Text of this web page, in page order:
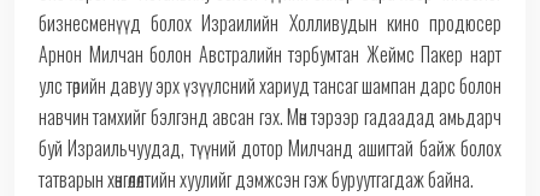
бизнесменүүд болох Израилийн Холливудын кино продюсер
Арнон Милчан болон Австралийн тэрбумтан Жеймс Пакер нарт
улс төрийн давуу эрх үзүүлсний хариуд тансаг шампан дарс болон
навчин тамхийг бэлгэнд авсан гэх. Мөн тэрээр гадаадад амьдарч
буй Израильчуудад, түүний дотор Милчанд ашигтай байж болох
татварын хөнгөлөлтийн хуулийг дэмжсэн гэж буруутгагдаж байна.